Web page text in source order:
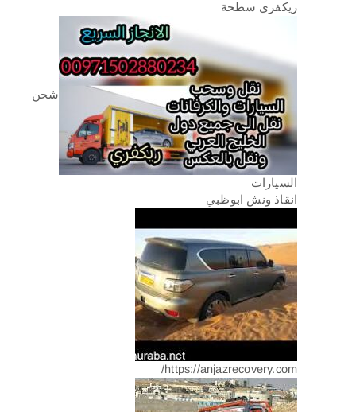
ريكفري سطحة
شحن
السيارات
انقاذ ونش ابوظبي
https://anjazrecovery.com/